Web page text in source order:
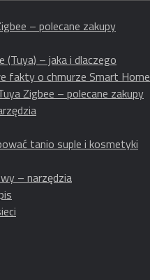
– polecane zakupy
(Tuya) – jaka i dlaczego
fakty o chmurze Smart Home
Zigbee – polecane zakupy
tanio suple i kosmetyki
– narzędzia